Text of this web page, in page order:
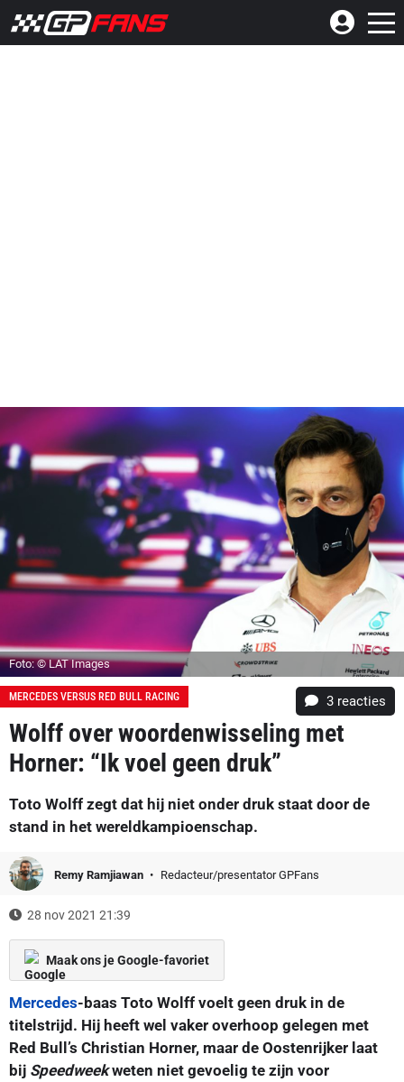
Foto: © LAT Images
MERCEDES VERSUS RED BULL RACING 3 reacties
Wolff over woordenwisseling met
Horner: “Ik voel geen druk”
Toto Wolff zegt dat hij niet onder druk staat door de
stand in het wereldkampioenschap.
Remy Ramjiawan Redacteur/presentator GPFans
28 nov 2021 21:39
Maak ons je Google-favoriet
Mercedes-baas Toto Wolff voelt geen druk in de
titelstrijd. Hij heeft wel vaker overhoop gelegen met
Red Bull’s Christian Horner, maar de Oostenrijker laat
bij Speedweekweten niet gevoelig te zijn voor